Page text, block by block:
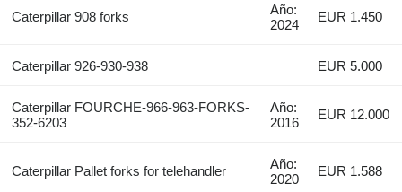
Caterpillar 908 forks
Año:
2024
EUR 1.450
Caterpillar 926-930-938 EUR 5.000
Caterpillar FOURCHE-966-963-FORKS-
352-6203
Año:
2016
EUR 12.000
Caterpillar Pallet forks for telehandler
Año:
2020
EUR 1.588